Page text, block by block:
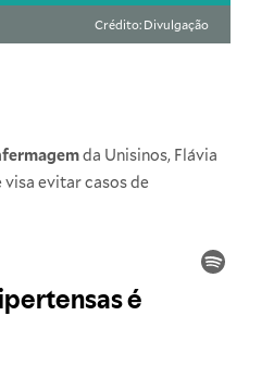
Crédito: Divulgação
da Unisinos, Flávia
visa evitar casos de